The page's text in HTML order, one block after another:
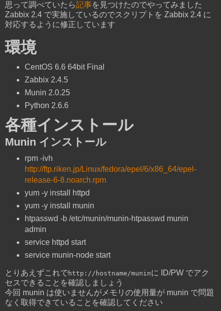
思って調べていたら記事を見つけたのでやってみました
Zabbix 2.4 で実施しているのでスクリプトを Zabbix 2.4 に
対応するように修正しています
環境
CentOS 6.6 64bit Final
Zabbix 2.4.5
Munin 2.0.25
Python 2.6.6
各種インストール
Munin インストール
rpm -ivh
http://ftp.riken.jp/Linux/fedora/epel/6/x86_64/epel-
release-6-8.noarch.rpm
yum -y install httpd
yum -y install munin
htpasswd -b /etc/munin/munin-htpasswd munin
admin
service httpd start
service munin-node start
とりあえずこれでhttp://hostname/muninに ID/PW でアク
セスできることを確認しましょう
今回 munin は使いませんがメモリの使用量が munin で問題
なく取得できていることを確認してください